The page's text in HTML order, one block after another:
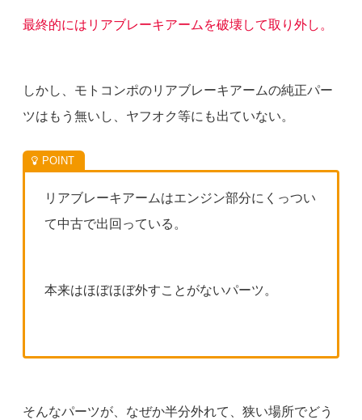
最終的にはリアブレーキアームを破壊して取り外し。
しかし、モトコンポのリアブレーキアームの純正パー
ツはもう無いし、ヤフオク等にも出ていない。
リアブレーキアームはエンジン部分にくっつい
て中古で出回っている。
本来はほぼほぼ外すことがないパーツ。
そんなパーツが、なぜか半分外れて、狭い場所でどう